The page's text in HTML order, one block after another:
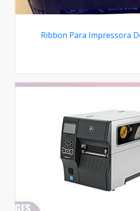
Ribbon Para Impressora